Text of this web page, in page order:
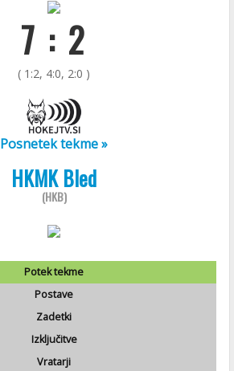
7 : 2
( 1:2, 4:0, 2:0 )
Posnetek tekme »
HKMK Bled
(HKB)
Potek tekme
Postave
Zadetki
Izključitve
Vratarji